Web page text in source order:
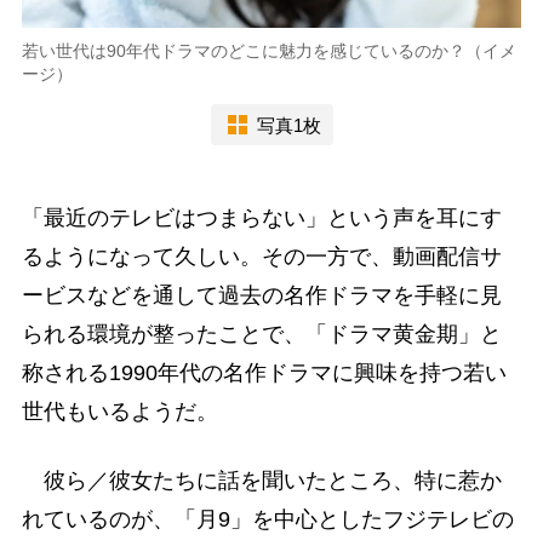
若い世代は90年代ドラマのどこに魅力を感じているのか？（イメ
ージ）
写真1枚
「最近のテレビはつまらない」という声を耳にす
るようになって久しい。その一方で、動画配信サ
ービスなどを通して過去の名作ドラマを手軽に見
られる環境が整ったことで、「ドラマ黄金期」と
称される1990年代の名作ドラマに興味を持つ若い
世代もいるようだ。
彼ら／彼女たちに話を聞いたところ、特に惹か
れているのが、「月9」を中心としたフジテレビの